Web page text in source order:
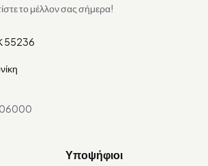
το μέλλον σας σήμερα!
55236
Υποψήφιοι